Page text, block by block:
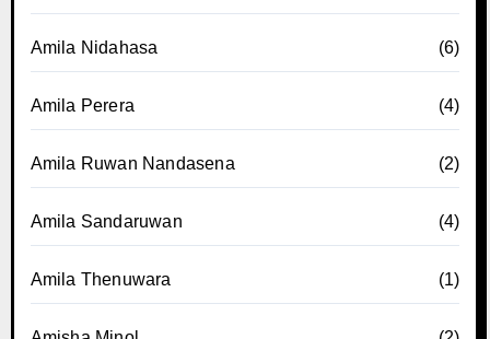
Amila Nidahasa (6)
Amila Perera (4)
Amila Ruwan Nandasena (2)
Amila Sandaruwan (4)
Amila Thenuwara (1)